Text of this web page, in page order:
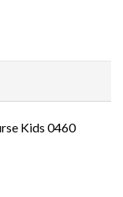
Kids 0460